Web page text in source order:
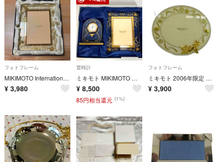
フォトフレーム
MIKIMOTO International ミキモト フォトフレーム パール付き 箱あり
¥ 3,980
置時計
ミキモト MIKIMOTO 置時計＆フォトフレーム セット 2つセット 写真立て ウォッチ パール 置時計 ガラス クリア 美品
¥ 8,500
85円相当還元 (1%)
フォトフレーム
ミキモト 2006年限定 イヤーフォトフレーム 写真立て パール 白 ゴールド色
¥ 3,900